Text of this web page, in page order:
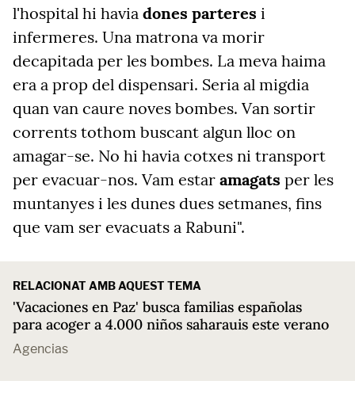
l'hospital hi havia dones parteres i
infermeres. Una matrona va morir
decapitada per les bombes. La meva haima
era a prop del dispensari. Seria al migdia
quan van caure noves bombes. Van sortir
corrents tothom buscant algun lloc on
amagar-se. No hi havia cotxes ni transport
per evacuar-nos. Vam estar amagats per les
muntanyes i les dunes dues setmanes, fins
que vam ser evacuats a Rabuni".
RELACIONAT AMB AQUEST TEMA
'Vacaciones en Paz' busca familias españolas
para acoger a 4.000 niños saharauis este verano
Agencias